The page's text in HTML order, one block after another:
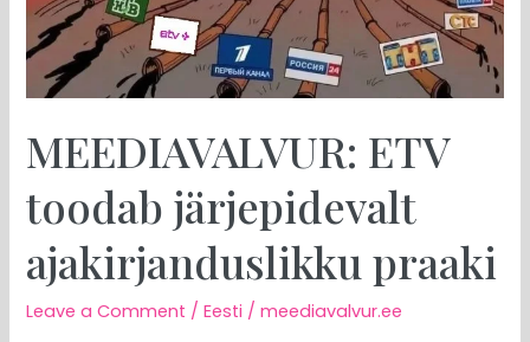
MEEDIAVALVUR: ETV
toodab järjepidevalt
ajakirjanduslikku praaki
Leave a Comment /Eesti /meediavalvur.ee